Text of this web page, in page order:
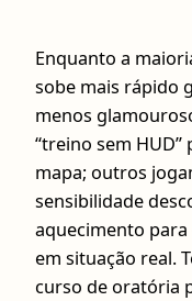
Enquanto a
sobe mais rápido
menos
“treino sem
mapa; outros
sensibilidade
aquecimento para
em situação real.
curso de oratória